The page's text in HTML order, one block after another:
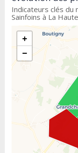
Indicateurs clés du
Sainfoins à La
+
−